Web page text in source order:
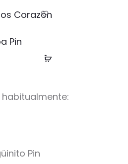
carrito
Añadir
Pin
Pin